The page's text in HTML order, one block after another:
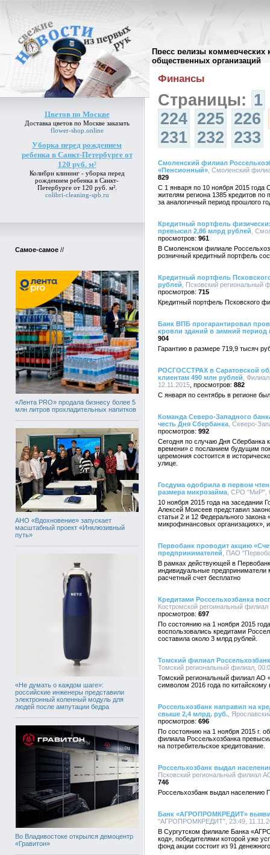
Пресс релизы коммерческих
общественных организаций
Цветов по Москве
Доставка цветов по Москвезаказать
flower-shop.online
Уборка перед рождением
ребенка в Санкт-Петербурге от
120 руб. м²
Колибри клининг - уборка перед
рождением ребенка в Санкт-
Петербурге от 120 руб. м².
colibri-cleaning-spb.ru
Самое-самое //
«Лента PRO» продала бизнесу более 5
млн литров прохладительных напитков
АНО «Вдохновение» запускает
масштабный проект «Инклюзивный
путь»
«Не думать о каждом шаге»:
российские инженеры представили
электронный коленный модуль для
людей после ампутации бедра
Во Владивостоке открылся демоцентр
«Гравитон»
Архив пресс-релизов//
Финансы
Страницы: 1
224 225 226
231 232 233
Смоленский филиал
«Пенсионный» , Смоленский
829
С 1 января по 10 ноября 2015 года
жителям региона 1385 кредитов
за аналогичный период прошлого
Кредитный портфель
превысил 2,86 млрд рублей ,
961
В Смоленском филиале
розничный кредитный портфель
Кредитный портфель
рублей , Псковский региональный
715
Кредитный портфель Псковского
Банк ВПБ прогарантировал
кровли зданий в зимний период
904
Гарантию в размере 719,9 тысяч
РОСГОССТРАХ в Саратовской
клиентам 490 млн рублей ,
12.11.2015
882
С января по сентябрь в регионе
Команда Северо-Западного
честь Дня Сбербанка , Северо-
992
Сегодня по случаю Дня Сбербанка
времени» с посланием будущим
церемония состоится в
улице.
Госдума одобрила в первом
размера микрозайма , СРО "МиР",
10 ноября 2015 года на
Алексей Моисеев представил
статьи 2 и 12 Федерального
микрофинансовых организациях»,
Первобанк проводит акцию
предпринимателей , ПАО
В рамках действующей в
индивидуальные предприниматели
расчетный счет бесплатно
Кредитами Россельхозбанка
Костромской регоинальный
697
По состоянию на 1 ноября 2015
воспользовались кредитами
составила около 3 млрд рублей.
Томский филиал
Томский региональный филиал,
Томский региональный филиал АО
символом 2016 года по китайскому
Россельхозбанк направил на
свыше 2,4 млрд. руб. ,
696
По состоянию на 1 ноября 2015 г.
филиала Россельхозбанка
на потребительское кредитование.
Россельхозбанк выдал
Псковский региональный филиал
746
Россельхозбанк выдал населению
Банк «АГРОПРОМКРЕДИТ»
"АГРОПРОМКРЕДИТ", 23:49,
В Сургутском филиале Банка
код», победителями которой уже
фонд акции состоит из 91